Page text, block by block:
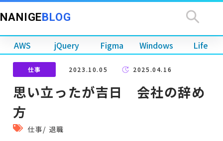
NANIGEBLOG
AWS jQuery Figma Windows Life
仕事 2023.10.05 2025.04.16
思い立ったが吉日 会社の辞め
方
仕事/ 退職